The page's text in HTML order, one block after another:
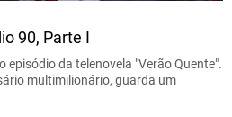
90, Parte I
episódio da telenovela "Verão Quente".
multimilionário, guarda um